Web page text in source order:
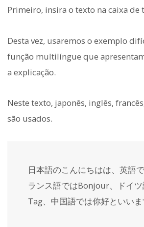
Primeiro, insira o texto na caixa de
Desta vez, usaremos o exemplo
função multilíngue que
a explicação.
Neste texto, japonês, inglês,
são usados.
日本語のこんにちはは、英語
ランス語ではBonjour、ドイ
Tag、中国語では你好といいま